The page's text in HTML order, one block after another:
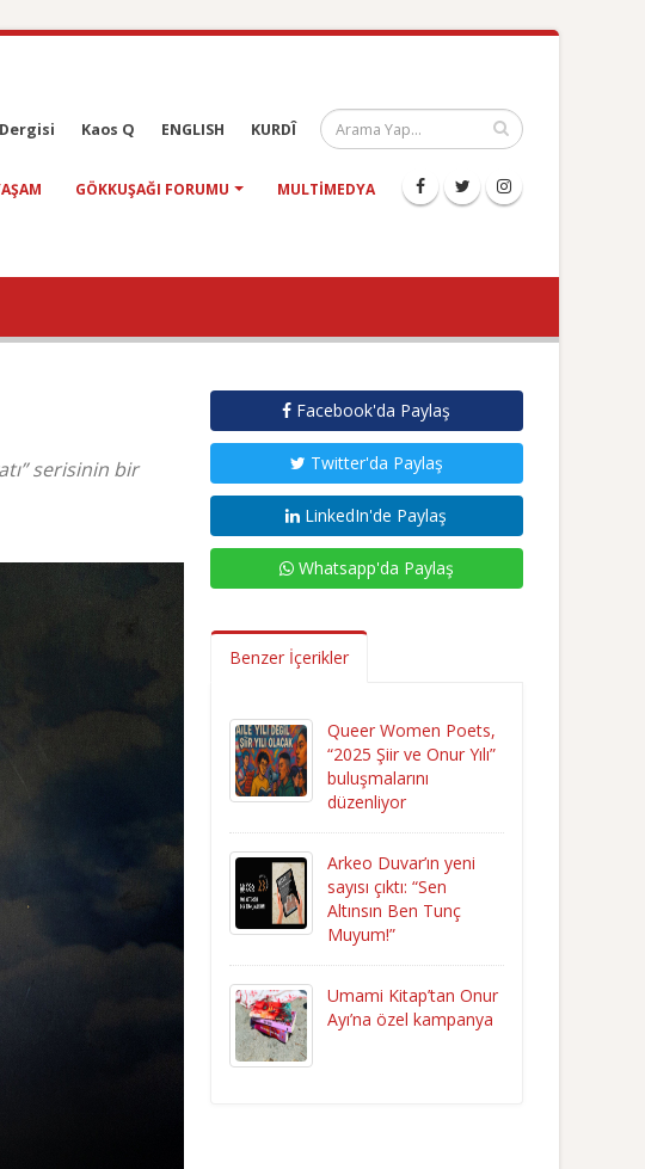
Kaos Q ENGLISH KURDÎ
GÖKKUŞAĞI FORUMU MULTIMEDYA
serisinin bir
Facebook'da Paylaş
Twitter'da Paylaş
LinkedIn'de Paylaş
Whatsapp'da Paylaş
Benzer İçerikler
Queer Women Poets,
“2025 Şiir ve Onur Yılı”
buluşmalarını
düzenliyor
Arkeo Duvar’ın yeni
sayısı çıktı: “Sen
Altınsın Ben Tunç
Muyum!”
Umami Kitap’tan Onur
Ayı’na özel kampanya